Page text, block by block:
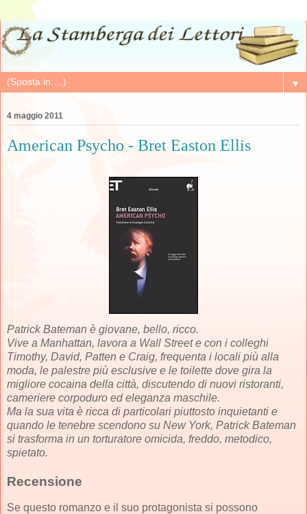
▼
4 maggio 2011
American Psycho - Bret Easton Ellis
Patrick Bateman è giovane, bello, ricco.
Vive a Manhattan, lavora a Wall Street e con i colleghi
Timothy, David, Patten e Craig, frequenta i locali più alla
moda, le palestre più esclusive e le toilette dove gira la
migliore cocaina della città, discutendo di nuovi ristoranti,
cameriere corpoduro ed eleganza maschile.
Ma la sua vita è ricca di particolari piuttosto inquietanti e
quando le tenebre scendono su New York, Patrick Bateman
si trasforma in un torturatore omicida, freddo, metodico,
spietato.
Recensione
Se questo romanzo e il suo protagonista si possono